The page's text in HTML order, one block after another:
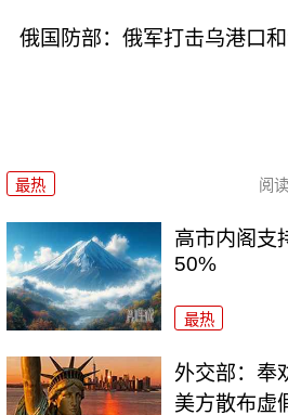
俄国防部：俄军打击乌港口
最热 阅读
高市内阁支
50%
最热
外交部：奉
美方散布虚